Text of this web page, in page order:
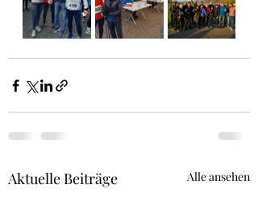
Aktuelle Beiträge Alle ansehen